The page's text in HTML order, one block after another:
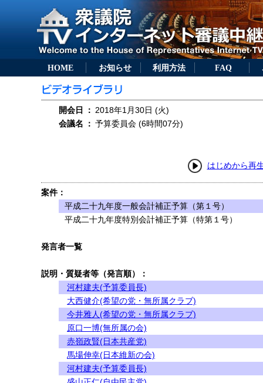
HOME お知らせ 利用方法 FAQ
開会日 ： 2018年1月30日 (火)
会議名
： 予算委員会 (6時間07分)
はじめから再
案件：
平成二十九年度一般会計補正予算（第１号）
平成二十九年度特別会計補正予算（特第１号）
発言者一覧
説明・質疑者等（発言順）：
河村建夫(予算委員長)
大西健介(希望の党・無所属クラブ)
今井雅人(希望の党・無所属クラブ)
原口一博(無所属の会)
赤嶺政賢(日本共産党)
馬場伸幸(日本維新の会)
河村建夫(予算委員長)